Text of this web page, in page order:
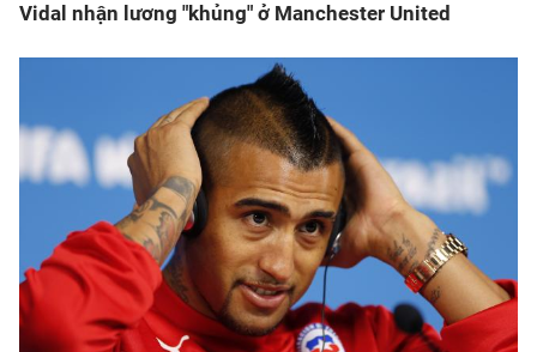
Vidal nhận lương "khủng" ở Manchester United